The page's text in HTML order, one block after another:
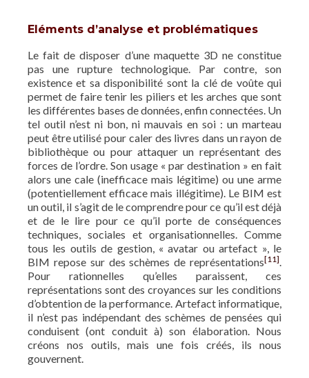
Eléments d’analyse et problématiques
Le fait de disposer d’une maquette 3D ne constitue
pas une rupture technologique. Par contre, son
existence et sa disponibilité sont la clé de voûte qui
permet de faire tenir les piliers et les arches que sont
les différentes bases de données, enfin connectées. Un
tel outil n’est ni bon, ni mauvais en soi : un marteau
peut être utilisé pour caler des livres dans un rayon de
bibliothèque ou pour attaquer un représentant des
forces de l’ordre. Son usage « par destination » en fait
alors une cale (inefficace mais légitime) ou une arme
(potentiellement efficace mais illégitime). Le BIM est
un outil, il s’agit de le comprendre pour ce qu’il est déjà
et de le lire pour ce qu’il porte de conséquences
techniques, sociales et organisationnelles. Comme
tous les outils de gestion, « avatar ou artefact », le
BIM repose sur des schèmes de représentations[11].
Pour rationnelles qu’elles paraissent, ces
représentations sont des croyances sur les conditions
d’obtention de la performance. Artefact informatique,
il n’est pas indépendant des schèmes de pensées qui
conduisent (ont conduit à) son élaboration. Nous
créons nos outils, mais une fois créés, ils nous
gouvernent.